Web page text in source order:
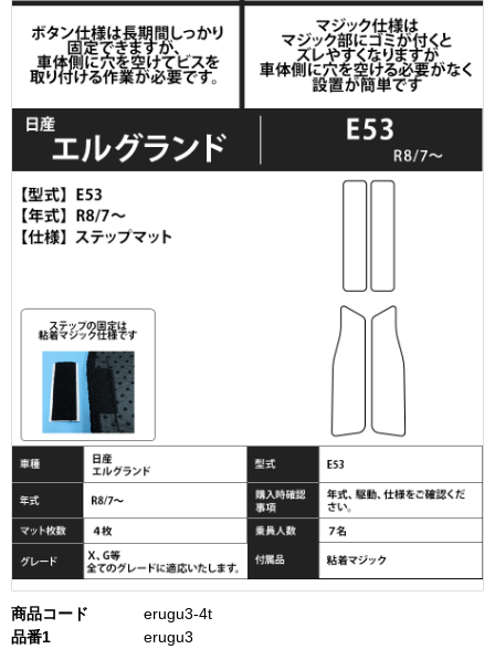
商品コード
erugu3-4t
品番1
erugu3